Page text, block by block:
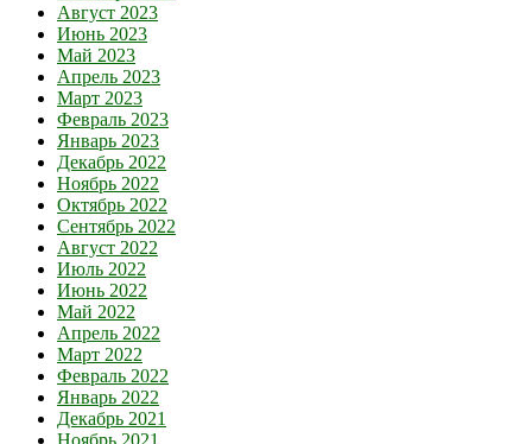
Август 2023
Июнь 2023
Май 2023
Апрель 2023
Март 2023
Февраль 2023
Январь 2023
Декабрь 2022
Ноябрь 2022
Октябрь 2022
Сентябрь 2022
Август 2022
Июль 2022
Июнь 2022
Май 2022
Апрель 2022
Март 2022
Февраль 2022
Январь 2022
Декабрь 2021
Ноябрь 2021